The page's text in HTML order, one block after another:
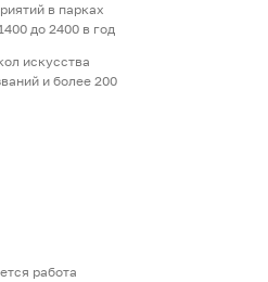
в парках
до 2400 в год
искусства
и более 200
работа